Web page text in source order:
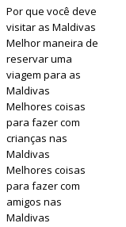
Por que você deve
visitar as Maldivas
Melhor maneira de
reservar uma
viagem para as
Maldivas
Melhores coisas
para fazer com
crianças nas
Maldivas
Melhores coisas
para fazer com
amigos nas
Maldivas